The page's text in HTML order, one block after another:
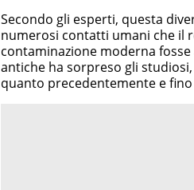
Secondo gli esperti, questa
numerosi contatti umani che il
contaminazione moderna
antiche ha sorpreso gli
quanto precedentemente e